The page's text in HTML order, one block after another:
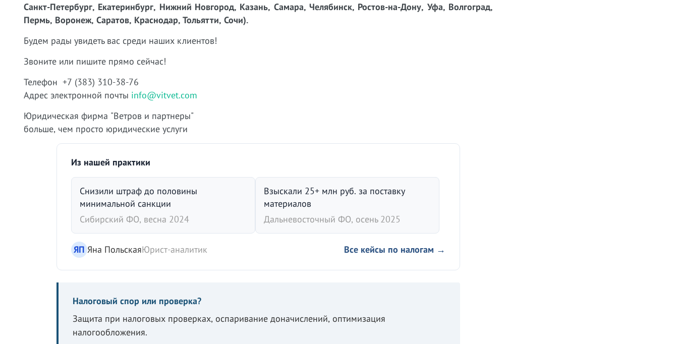
Санкт-Петербург, Екатеринбург, Нижний Новгород, Казань, Самара, Челябинск, Ростов-на-Дону, Уфа, Волгоград,
Пермь, Воронеж, Саратов, Краснодар, Тольятти, Сочи).
Будем рады увидеть вас среди наших клиентов!
Звоните или пишите прямо сейчас!
Телефон +7 (383) 310-38-76
Адрес электронной почты info@vitvet.com
Юридическая фирма "Ветров и партнеры"
больше, чем просто юридические услуги
Из нашей практики
Снизили штраф до половины
минимальной санкции
Сибирский ФО, весна 2024
Взыскали 25+ млн руб. за поставку
материалов
Дальневосточный ФО, осень 2025
ЯП Яна ПольскаяЮрист-аналитик Все кейсы по налогам →
Налоговый спор или проверка?
Защита при налоговых проверках, оспаривание доначислений, оптимизация
налогообложения.